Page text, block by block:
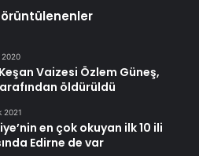
2020
Vaizesi Özlem Güneş,
öldürüldü
2021
en çok okuyan ilk 10 ili
Edirne de var